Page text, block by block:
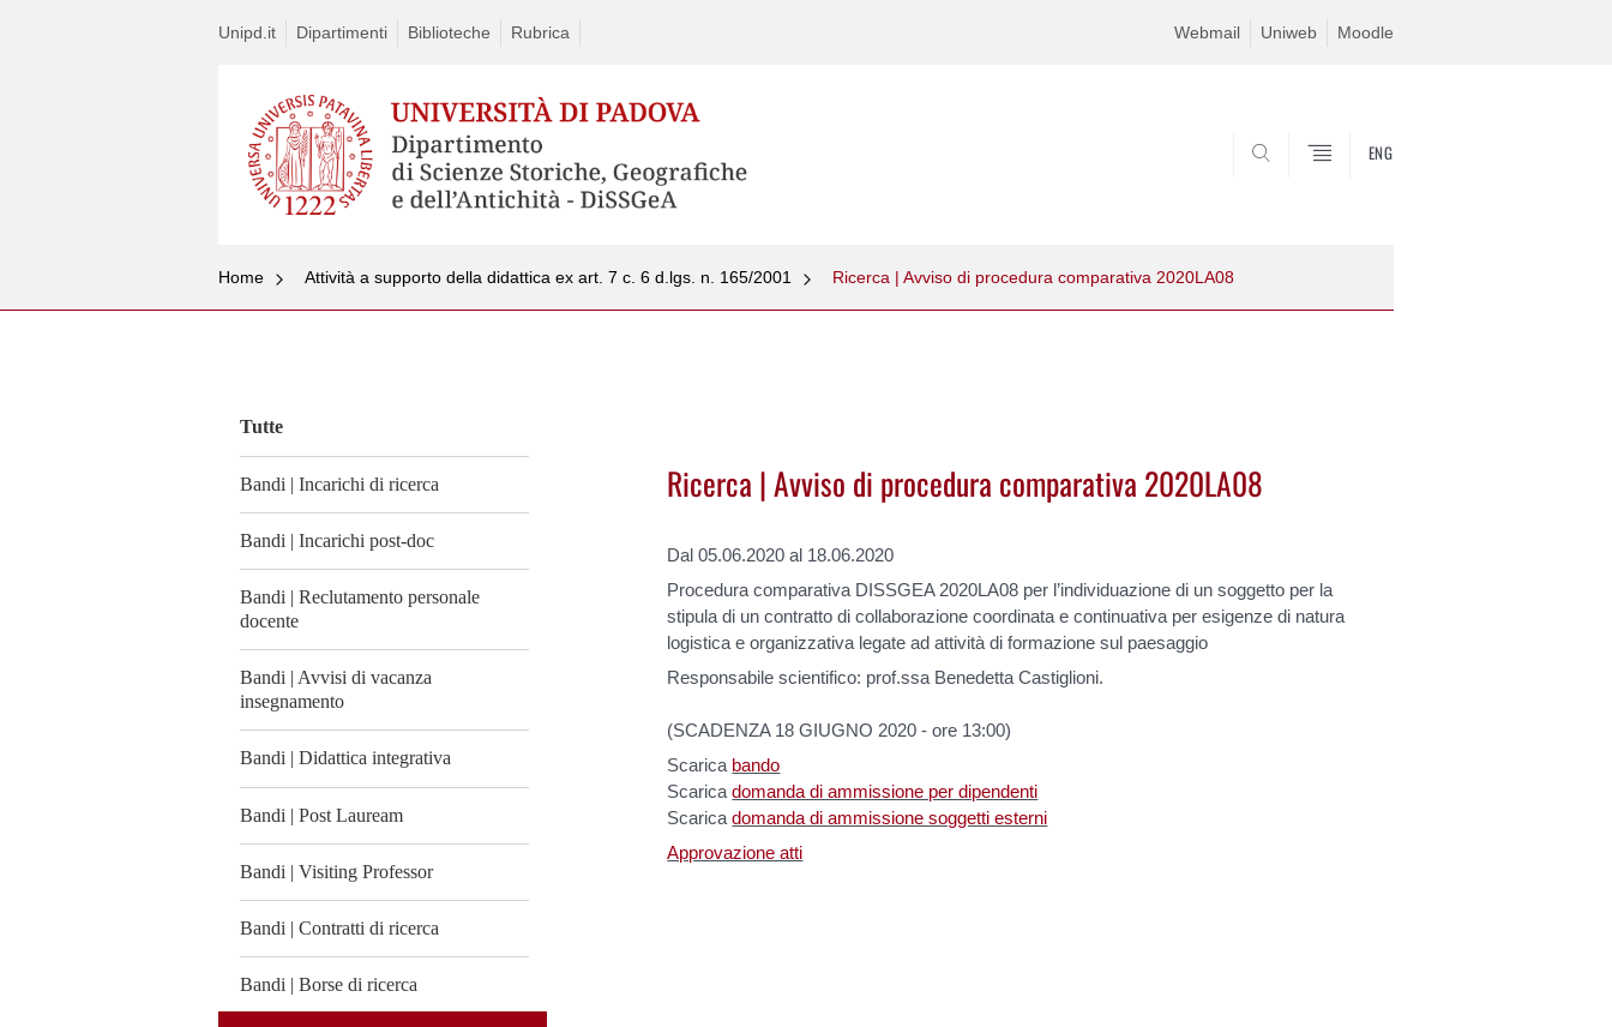
Unipd.it Dipartimenti Biblioteche Rubrica Webmail Uniweb Moodle
ENG
Home Attività a supporto della didattica ex art. 7 c. 6 d.lgs. n. 165/2001 Ricerca | Avviso di procedura comparativa 2020LA08
Tutte
Bandi | Incarichi di ricerca
Bandi | Incarichi post-doc
Bandi | Reclutamento personale
docente
Bandi | Avvisi di vacanza
insegnamento
Bandi | Didattica integrativa
Bandi | Post Lauream
Bandi | Visiting Professor
Bandi | Contratti di ricerca
Bandi | Borse di ricerca
Ricerca | Avviso di procedura comparativa 2020LA08
Dal 05.06.2020 al 18.06.2020
Procedura comparativa DISSGEA 2020LA08 per l’individuazione di un soggetto per la
stipula di un contratto di collaborazione coordinata e continuativa per esigenze di natura
logistica e organizzativa legate ad attività di formazione sul paesaggio
Responsabile scientifico: prof.ssa Benedetta Castiglioni.
(SCADENZA 18 GIUGNO 2020 - ore 13:00)
Scarica bando
Scaricadomanda di ammissione per dipendenti
Scaricadomanda di ammissione soggetti esterni
Approvazione atti